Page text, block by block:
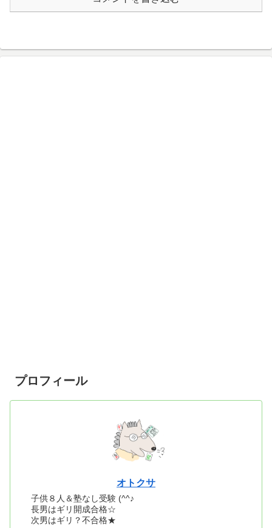
プロフィール
オトクサ
子供８人＆塾なし受験 (^^♪
長男はギリ開成合格☆
次男はギリ？不合格★